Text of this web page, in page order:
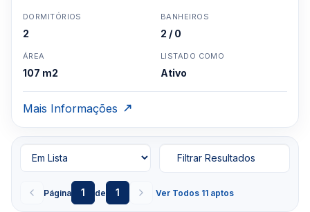
DORMITÓRIOS
2
BANHEIROS
2 / 0
ÁREA
107 m2
LISTADO COMO
Ativo
Mais Informações
Página 1 de 1 Ver Todos 11 aptos
Filtrar Resultados